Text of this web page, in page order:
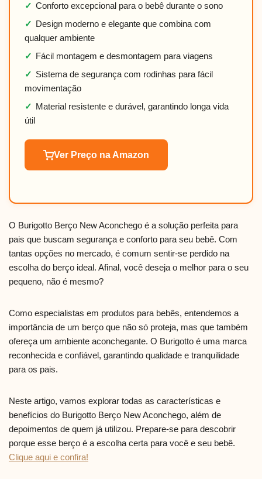
✓ Conforto excepcional para o bebê durante o sono
✓ Design moderno e elegante que combina com
qualquer ambiente
✓ Fácil montagem e desmontagem para viagens
✓ Sistema de segurança com rodinhas para fácil
movimentação
✓ Material resistente e durável, garantindo longa vida
útil
Ver Preço na Amazon
O Burigotto Berço New Aconchego é a solução perfeita para
pais que buscam segurança e conforto para seu bebê. Com
tantas opções no mercado, é comum sentir-se perdido na
escolha do berço ideal. Afinal, você deseja o melhor para o seu
pequeno, não é mesmo?
Como especialistas em produtos para bebês, entendemos a
importância de um berço que não só proteja, mas que também
ofereça um ambiente aconchegante. O Burigotto é uma marca
reconhecida e confiável, garantindo qualidade e tranquilidade
para os pais.
Neste artigo, vamos explorar todas as características e
benefícios do Burigotto Berço New Aconchego, além de
depoimentos de quem já utilizou. Prepare-se para descobrir
porque esse berço é a escolha certa para você e seu bebê.
Clique aqui e confira!